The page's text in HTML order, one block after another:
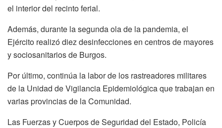
el interior del recinto ferial.
Además, durante la segunda ola de la pandemia, el
Ejército realizó diez desinfecciones en centros de mayores
y sociosanitarios de Burgos.
Por último, continúa la labor de los rastreadores militares
de la Unidad de Vigilancia Epidemiológica que trabajan en
varias provincias de la Comunidad.
Las Fuerzas y Cuerpos de Seguridad del Estado, Policía